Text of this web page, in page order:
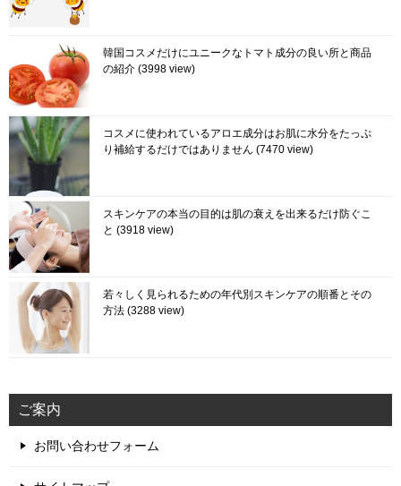
韓国コスメだけにユニークなトマト成分の良い所と商品
の紹介 3998 view
コスメに使われているアロエ成分はお肌に水分をたっぷ
り補給するだけではありません 7470 view
スキンケアの本当の目的は肌の衰えを出来るだけ防ぐこ
と
3918 view
若々しく見られるための年代別スキンケアの順番とその
方法 3288 view
ご案内
お問い合わせフォーム